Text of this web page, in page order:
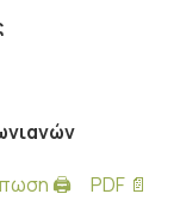
🖨
PDF 📄